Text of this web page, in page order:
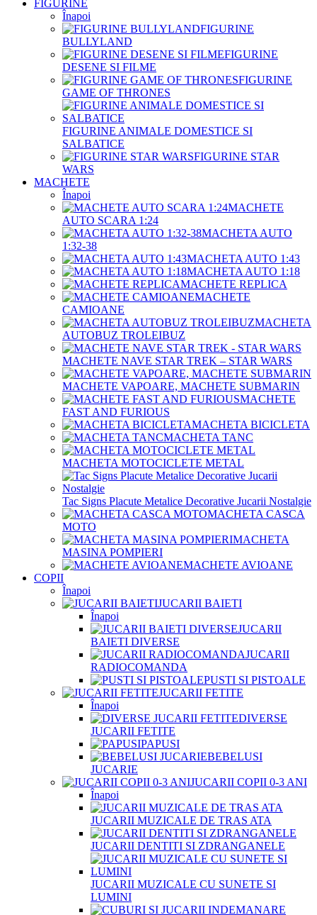
FIGURINE
Înapoi
FIGURINE
BULLYLAND
FIGURINE
DESENE SI FILME
FIGURINE
GAME OF THRONES
FIGURINE ANIMALE DOMESTICE SI
SALBATICE
FIGURINE STAR
WARS
MACHETE
Înapoi
MACHETE
AUTO SCARA 1:24
MACHETA AUTO
1:32-38
MACHETA AUTO 1:43
MACHETA AUTO 1:18
MACHETE REPLICA
MACHETE
CAMIOANE
MACHETA
AUTOBUZ TROLEIBUZ
MACHETE NAVE STAR TREK – STAR WARS
MACHETE VAPOARE, MACHETE SUBMARIN
MACHETE
FAST AND FURIOUS
MACHETA BICICLETA
MACHETA TANC
MACHETA MOTOCICLETE METAL
Tac Signs Placute Metalice Decorative Jucarii Nostalgie
MACHETA CASCA
MOTO
MACHETA
MASINA POMPIERI
MACHETE AVIOANE
COPII
Înapoi
JUCARII BAIETI
Înapoi
JUCARII
BAIETI DIVERSE
JUCARII
RADIOCOMANDA
PUSTI SI PISTOALE
JUCARII FETITE
Înapoi
DIVERSE
JUCARII FETITE
PAPUSI
BEBELUSI
JUCARIE
JUCARII COPII 0-3 ANI
Înapoi
JUCARII MUZICALE DE TRAS ATA
JUCARII DENTITI SI ZDRANGANELE
JUCARII MUZICALE CU SUNETE SI
LUMINI